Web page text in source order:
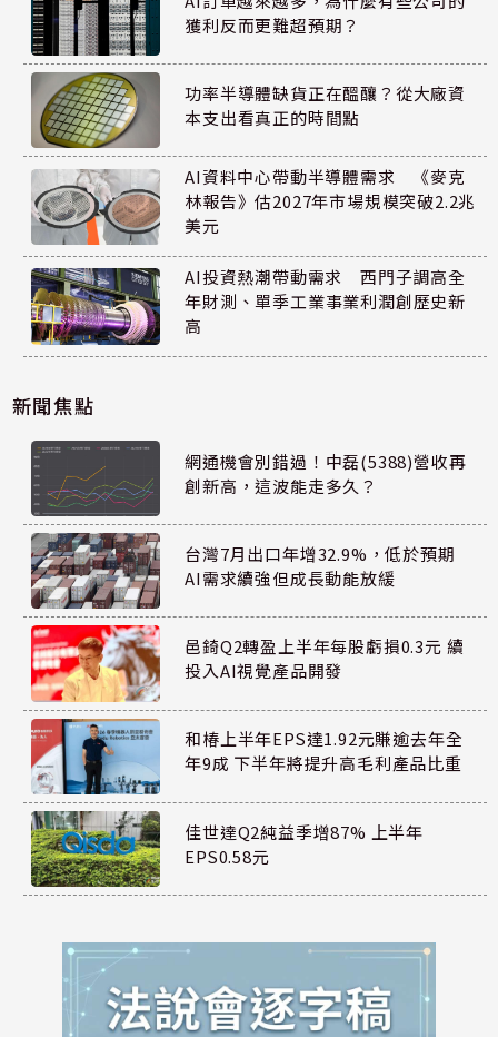
獲利反而更難超預期？
功率半導體缺貨正在醞釀？從大廠資
本支出看真正的時間點
AI資料中心帶動半導體需求 《麥克
林報告》估2027年市場規模突破2.2兆
美元
AI投資熱潮帶動需求 西門子調高全
年財測、單季工業事業利潤創歷史新
高
新聞焦點
網通機會別錯過！中磊(5388)營收再
創新高，這波能走多久？
台灣7月出口年增32.9%，低於預期
AI需求續強但成長動能放緩
邑錡Q2轉盈上半年每股虧損0.3元 續
投入AI視覺產品開發
和椿上半年EPS達1.92元賺逾去年全
年9成 下半年將提升高毛利產品比重
佳世達Q2純益季增87% 上半年
EPS0.58元